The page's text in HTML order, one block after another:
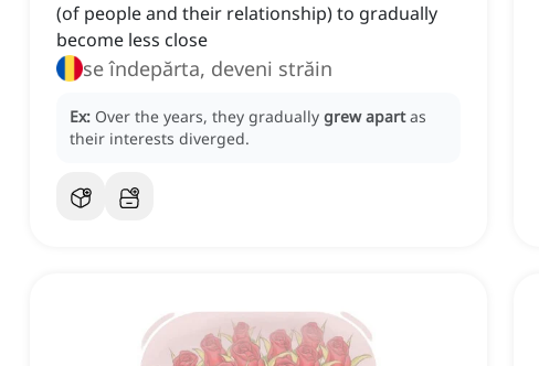
(of people and their relationship) to gradually
become less close
se îndepărta, deveni străin
Ex: Over the years, they gradually grew apart as
their interests diverged.